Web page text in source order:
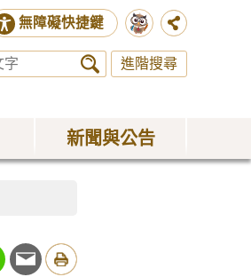
無障礙快捷鍵
進階搜尋
新聞與公告